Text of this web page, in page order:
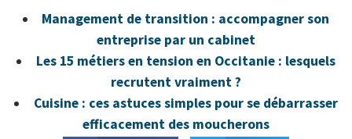
Management de transition : accompagner son
entreprise par un cabinet
Les 15 métiers en tension en Occitanie : lesquels
recrutent vraiment ?
Cuisine : ces astuces simples pour se débarrasser
efficacement des moucherons